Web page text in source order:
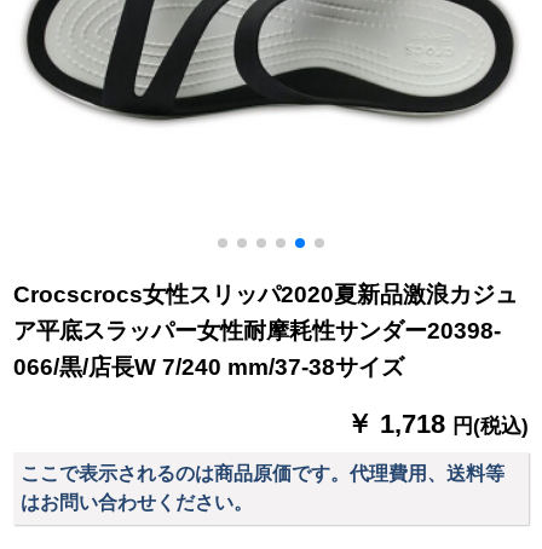
Crocscrocs女性スリッパ2020夏新品激浪カジュ
ア平底スラッパー女性耐摩耗性サンダー20398-
066/黒/店長W 7/240 mm/37-38サイズ
￥ 1,718 円(税込)
ここで表示されるのは商品原価です。代理費用、送料等
はお問い合わせください。